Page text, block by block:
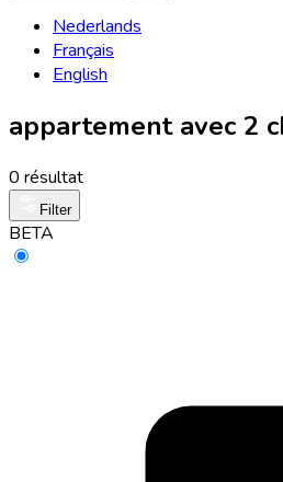
Nederlands
Français
English
appartement avec 2
0 résultat
Filter
BETA